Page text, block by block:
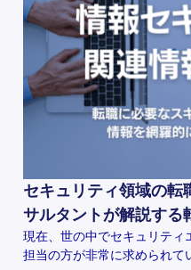
セキュリティ領域の転
サルタントが解説する
現在、世の中でセキュリティ
担当の方が非常に求められ